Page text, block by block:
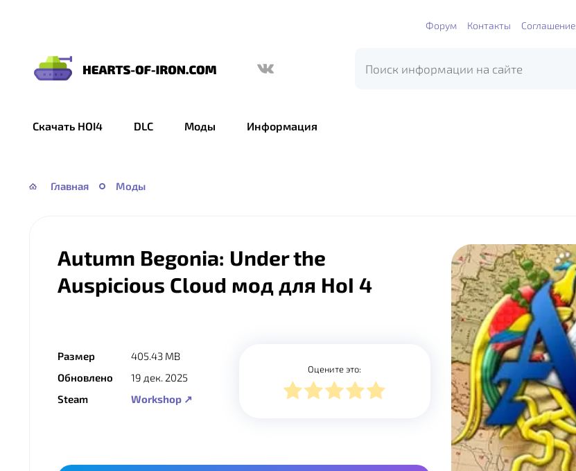
Форум Контакты Соглашение
Hearts
Скачать HOI4 DLC Моды Информация
Главная Моды
Autumn Begonia: Under the
Auspicious Cloud мод для HoI 4
Размер
405.43 MB
Обновлено
19 дек. 2025
Steam
Workshop ↗
Оцените это: